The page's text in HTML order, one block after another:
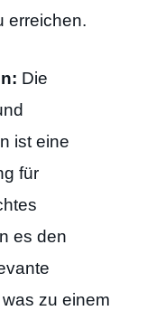
erreichen.
Die
ist eine
für
es den
zu einem